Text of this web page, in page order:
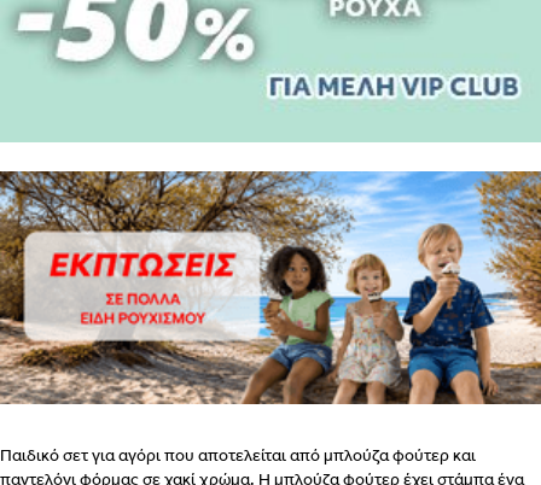
Παιδικό σετ για αγόρι που αποτελείται από μπλούζα φούτερ και
παντελόνι φόρμας σε χακί χρώμα. Η μπλούζα φούτερ έχει στάμπα ένα
ΕΣΩΡΟΥΧΑ ΓΙΑ ΜΕΤΑ ΤΟΝ ΤΟΚΕΤΟ – ΤΟ ΣΟΥΤΙΕΝΠΩΣ
ΒΗΜΑ 2